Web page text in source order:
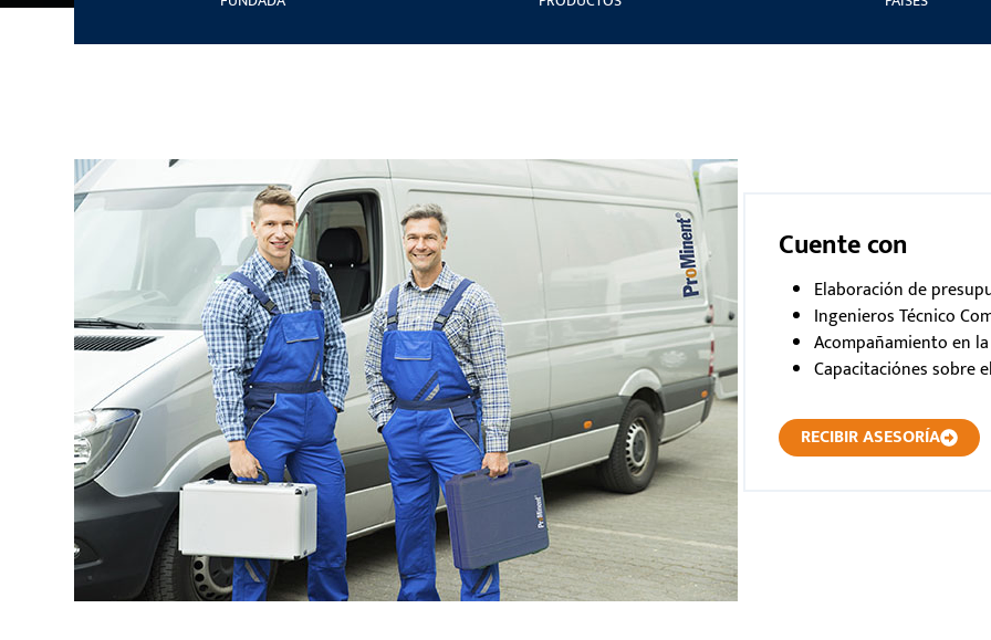
Cuente con
Elaboración de
Ingenieros Técnico
Acompañamiento en
Capacitaciónes sobre
RECIBIR ASESORÍA